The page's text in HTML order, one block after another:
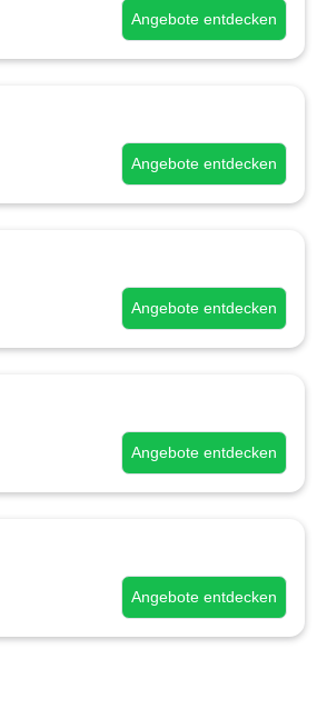
Angebote entdecken
Angebote entdecken
Angebote entdecken
Angebote entdecken
Angebote entdecken